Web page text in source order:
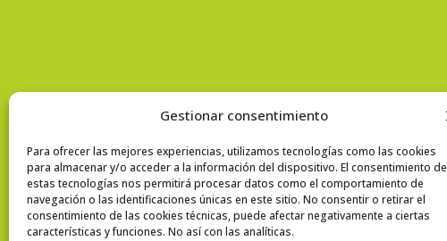
Gestionar consentimiento
Para ofrecer las mejores experiencias, utilizamos tecnologías como las cookies
para almacenar y/o acceder a la información del dispositivo. El consentimiento de
estas tecnologías nos permitirá procesar datos como el comportamiento de
navegación o las identificaciones únicas en este sitio. No consentir o retirar el
consentimiento de las cookies técnicas, puede afectar negativamente a ciertas
características y funciones. No así con las analíticas.